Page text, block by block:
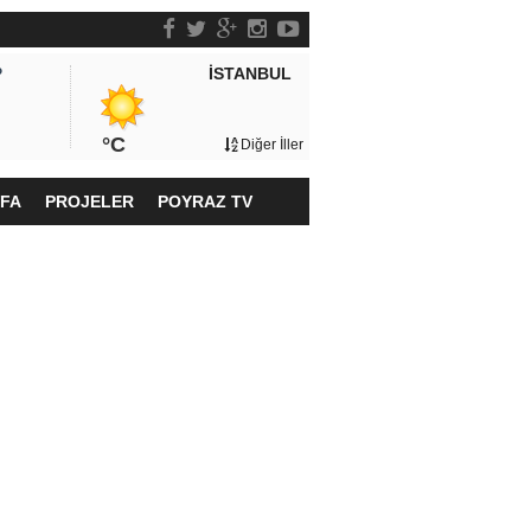
İSTANBUL
°C Diğer İller
PROJELER POYRAZ TV